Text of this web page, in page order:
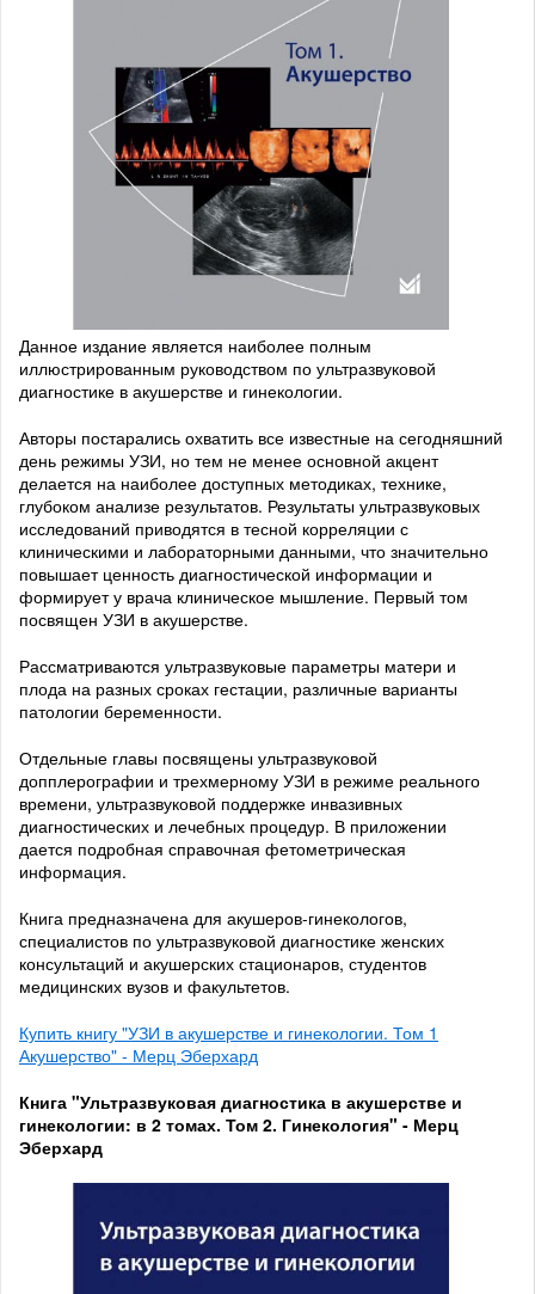
Данное издание является наиболее полным
иллюстрированным руководством по ультразвуковой
диагностике в акушерстве и гинекологии.
Авторы постарались охватить все известные на сегодняшний
день режимы УЗИ, но тем не менее основной акцент
делается на наиболее доступных методиках, технике,
глубоком анализе результатов. Результаты ультразвуковых
исследований приводятся в тесной корреляции с
клиническими и лабораторными данными, что значительно
повышает ценность диагностической информации и
формирует у врача клиническое мышление. Первый том
посвящен УЗИ в акушерстве.
Рассматриваются ультразвуковые параметры матери и
плода на разных сроках гестации, различные варианты
патологии беременности.
Отдельные главы посвящены ультразвуковой
допплерографии и трехмерному УЗИ в режиме реального
времени, ультразвуковой поддержке инвазивных
диагностических и лечебных процедур. В приложении
дается подробная справочная фетометрическая
информация.
Книга предназначена для акушеров-гинекологов,
специалистов по ультразвуковой диагностике женских
консультаций и акушерских стационаров, студентов
медицинских вузов и факультетов.
Купить книгу "УЗИ в акушерстве и гинекологии. Том 1
Акушерство" - Мерц Эберхард
Книга "Ультразвуковая диагностика в акушерстве и
гинекологии: в 2 томах. Том 2. Гинекология" - Мерц
Эберхард